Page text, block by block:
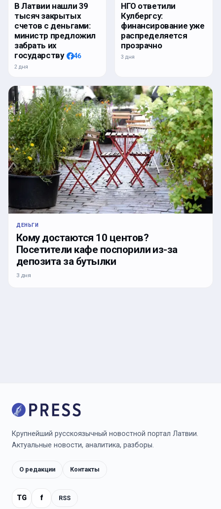
В Латвии нашли 39
тысяч закрытых
счетов с деньгами:
министр предложил
забрать их
государству
46
2 дня
НГО ответили
Кулбергсу:
финансирование уже
распределяется
прозрачно
3 дня
ДЕНЬГИ
Кому достаются 10 центов?
Посетители кафе поспорили из-за
депозита за бутылки
3 дня
Крупнейший русскоязычный новостной портал Латвии.
Актуальные новости, аналитика, разборы.
О редакции Контакты
TG f RSS